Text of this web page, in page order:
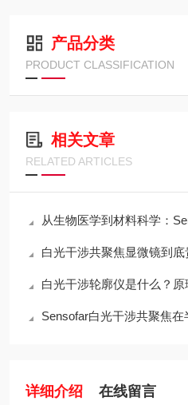
产品分类
PRODUCT CLASSIFICATION
相关文章
RELATED ARTICLES
从生物医学到材料科学：Sensofar三
白光干涉共聚焦显微镜到
白光干涉轮廓仪是什么？
Sensofar白光干涉共聚焦在半导体晶圆表
详细介绍 在线留言